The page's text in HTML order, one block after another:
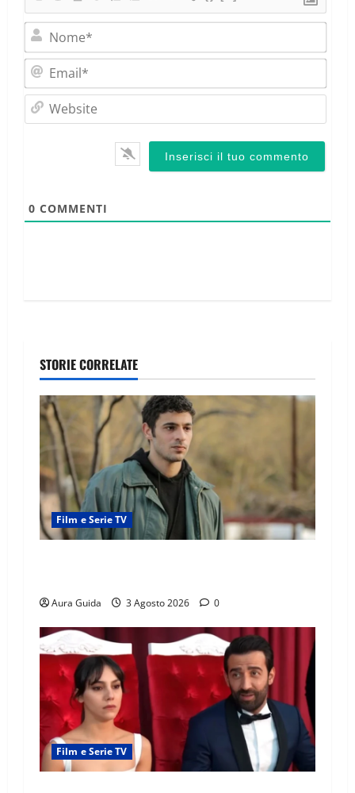
0 COMMENTI
STORIE CORRELATE
Film e Serie TV
Aura Guida 3 Agosto 2026 0
Film e Serie TV